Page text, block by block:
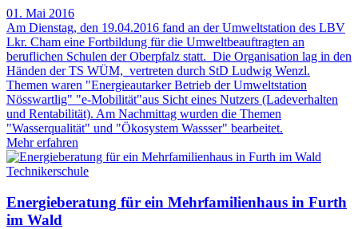
01. Mai 2016
Am Dienstag, den 19.04.2016 fand an der Umweltstation des LBV
Lkr. Cham eine Fortbildung für die Umweltbeauftragten an
beruflichen Schulen der Oberpfalz statt. Die Organisation lag in den
Händen der TS WÜM, vertreten durch StD Ludwig Wenzl.
Themen waren "Energieautarker Betrieb der Umweltstation
Nösswartlig" "e-Mobilität"aus Sicht eines Nutzers (Ladeverhalten
und Rentabilität). Am Nachmittag wurden die Themen
"Wasserqualität" und "Ökosystem Wassser" bearbeitet.
Mehr erfahren
Technikerschule
Energieberatung für ein Mehrfamilienhaus in Furth
im Wald